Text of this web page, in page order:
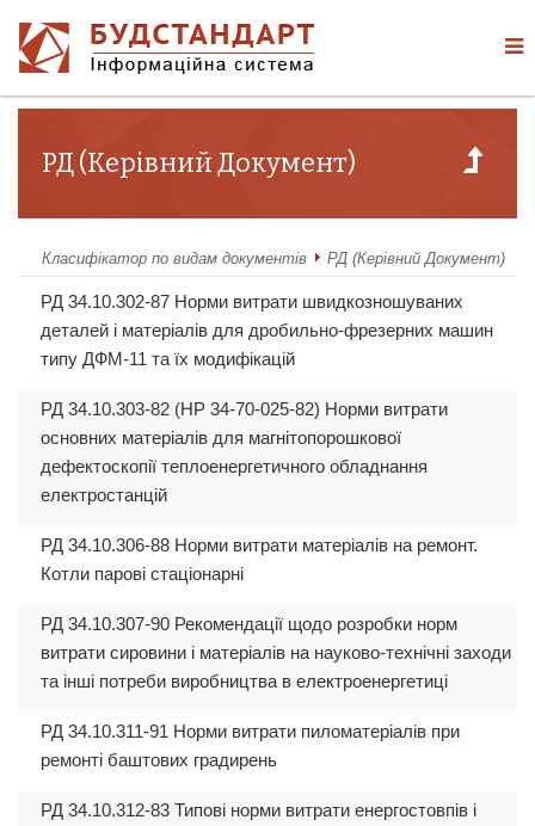
РД (Керівний Документ)
Класифікатор по видам документів РД (Керівний Документ)
РД 34.10.302-87 Норми витрати швидкозношуваних
деталей і матеріалів для дробильно-фрезерних машин
типу ДФМ-11 та їх модифікацій
РД 34.10.303-82 (НР 34-70-025-82) Норми витрати
основних матеріалів для магнітопорошкової
дефектоскопії теплоенергетичного обладнання
електростанцій
РД 34.10.306-88 Норми витрати матеріалів на ремонт.
Котли парові стаціонарні
РД 34.10.307-90 Рекомендації щодо розробки норм
витрати сировини і матеріалів на науково-технічні заходи
та інші потреби виробництва в електроенергетиці
РД 34.10.311-91 Норми витрати пиломатеріалів при
ремонті баштових градирень
РД 34.10.312-83 Типові норми витрати енергостовпів і